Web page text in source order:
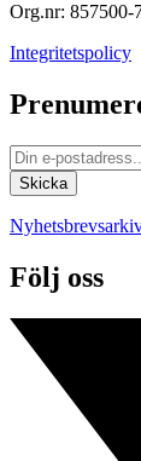
Org.nr: 857500-
Integritetspolicy
Följ oss